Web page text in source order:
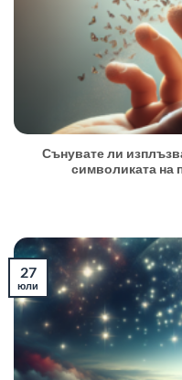
Сънувате ли
символиката на
27
юли